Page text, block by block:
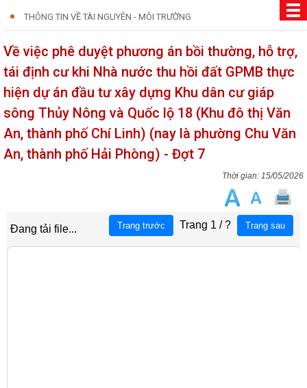
THÔNG TIN VỀ TÀI NGUYÊN - MÔI TRƯỜNG
Về việc phê duyệt phương án bồi thường, hỗ trợ,
tái định cư khi Nhà nước thu hồi đất GPMB thực
hiện dự án đầu tư xây dựng Khu dân cư giáp
sông Thủy Nông và Quốc lộ 18 (Khu đô thị Văn
An, thành phố Chí Linh) (nay là phường Chu Văn
An, thành phố Hải Phòng) - Đợt 7
15/05/2026